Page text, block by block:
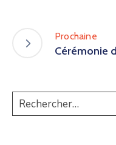
Prochaine
Cérémonie